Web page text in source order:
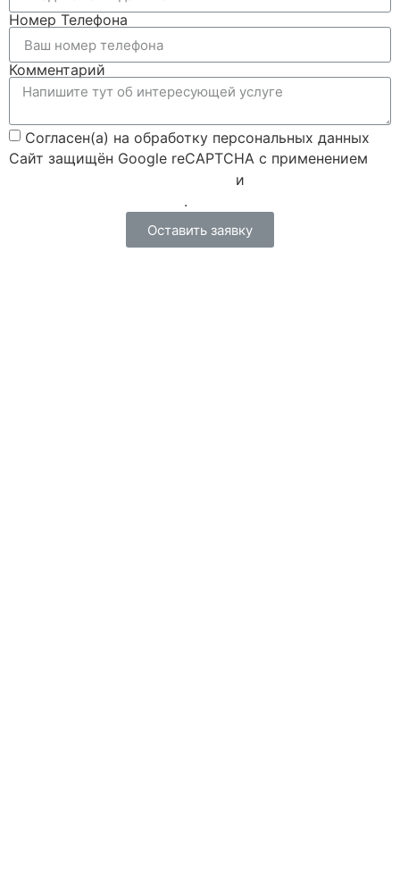
Номер Телефона
Комментарий
Согласен(а) на обработку персональных данных
Сайт защищён Google reCAPTCHA с применением
и
.
Оставить заявку